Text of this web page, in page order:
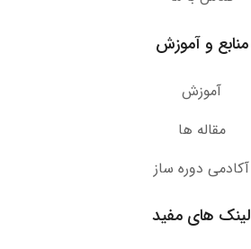
منابع و آموزش
آموزش
مقاله ها
آکادمی دوره ساز
لینک های مفید